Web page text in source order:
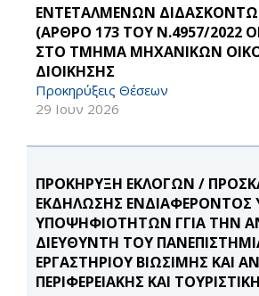
ΕΝΤΕΤΑΛΜΕΝΩΝ
(ΑΡΘΡΟ 173 ΤΟΥ Ν.4957/2022
ΣΤΟ ΤΜΗΜΑ ΜΗΧΑΝΙΚΩΝ
ΔΙΟΙΚΗΣΗΣ
Προκηρύξεις Θέσεων
29 Ιουν 2026
ΠΡΟΚΗΡΥΞΗ ΕΚΛΟΓΩΝ /
ΕΚΔΗΛΩΣΗΣ ΕΝΔΙΑΦΕΡΟΝΤΟΣ
ΥΠΟΨΗΦΙΟΤΗΤΩΝ ΓΓΙΑ ΤΗΝ
ΔΙΕΥΘΥΝΤΗ ΤΟΥ
ΕΡΓΑΣΤΗΡΙΟΥ ΒΙΩΣΙΜΗΣ ΚΑΙ
ΠΕΡΙΦΕΡΕΙΑΚΗΣ ΚΑΙ